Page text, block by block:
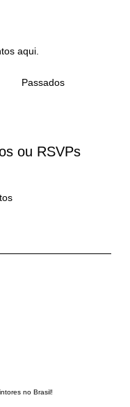
aqui.
Passados
ou RSVPs
no Brasil!